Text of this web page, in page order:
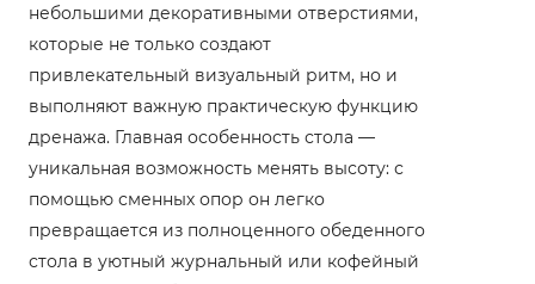
небольшими декоративными отверстиями,
которые не только создают
привлекательный визуальный ритм, но и
выполняют важную практическую функцию
дренажа. Главная особенность стола —
уникальная возможность менять высоту: с
помощью сменных опор он легко
превращается из полноценного обеденного
стола в уютный журнальный или кофейный